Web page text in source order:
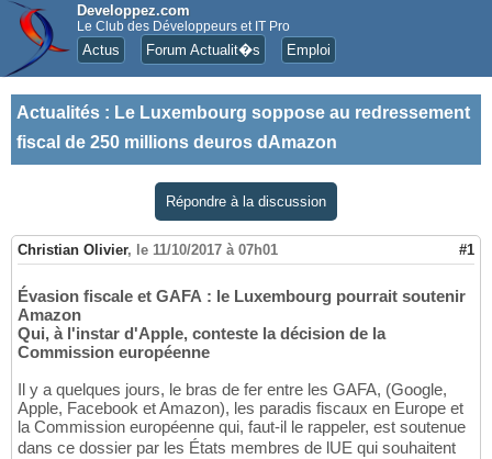
Developpez.com
Le Club des Développeurs et IT Pro
Actus Forum Actualit�s Emploi
Actualités : Le Luxembourg soppose au redressement
fiscal de 250 millions deuros dAmazon
Répondre à la discussion
Christian Olivier, le 11/10/2017 à 07h01 #1
Évasion fiscale et GAFA : le Luxembourg pourrait soutenir
Amazon
Qui, à l'instar d'Apple, conteste la décision de la
Commission européenne
Il y a quelques jours, le bras de fer entre les GAFA, (Google,
Apple, Facebook et Amazon), les paradis fiscaux en Europe et
la Commission européenne qui, faut-il le rappeler, est soutenue
dans ce dossier par les États membres de lUE qui souhaitent